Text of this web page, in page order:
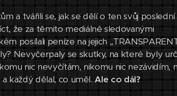
a tvářili se, jak se dělí o ten svůj poslední
že za těmito mediálně sledovanými
posílali peníze na jejich
Nevyčerpaly se skutky, na které byly
nic nevyčítám, nikomu nic nezávidím,
každý dělal, co uměl.Ale co dál?